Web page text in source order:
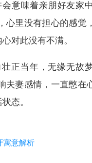
意味着亲朋好友家
里没有担心的感觉
对此没有不满。
正当年，无缘无故
夫妻感情，一直憋在
态。
寓意解析